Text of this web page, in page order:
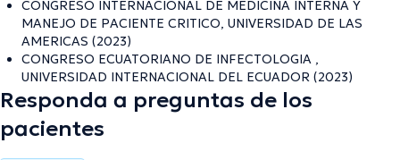
CONGRESO INTERNACIONAL DE MEDICINA INTERNA Y
MANEJO DE PACIENTE CRITICO, UNIVERSIDAD DE LAS
AMERICAS (2023)
CONGRESO ECUATORIANO DE INFECTOLOGIA ,
UNIVERSIDAD INTERNACIONAL DEL ECUADOR (2023)
Responda a preguntas de los
pacientes